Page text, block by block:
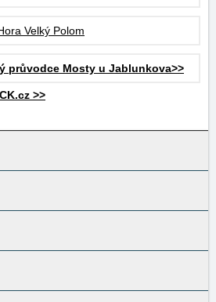
Velký Polom
průvodce Mosty u Jablunkova>>
>>